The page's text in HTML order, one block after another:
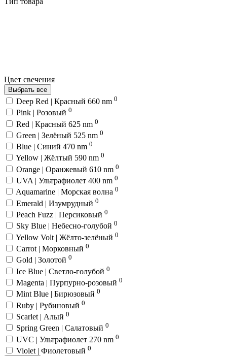
Цвет свечения
Выбрать все
Deep Red | Красный 660 nm 0
Pink | Розовый 0
Red | Красный 625 nm 0
Green | Зелёный 525 nm 0
Blue | Синий 470 nm 0
Yellow | Жёлтый 590 nm 0
Orange | Оранжевый 610 nm 0
UVA | Ультрафиолет 400 nm 0
Aquamarine | Морская волна 0
Emerald | Изумрудный 0
Peach Fuzz | Персиковый 0
Sky Blue | Небесно-голубой 0
Yellow Volt | Жёлто-зелёный 0
Carrot | Морковный 0
Gold | Золотой 0
Ice Blue | Светло-голубой 0
Magenta | Пурпурно-розовый 0
Mint Blue | Бирюзовый 0
Ruby | Рубиновый 0
Scarlet | Алый 0
Spring Green | Салатовый 0
UVC | Ультрафиолет 270 nm 0
Violet | Фиолетовый 0